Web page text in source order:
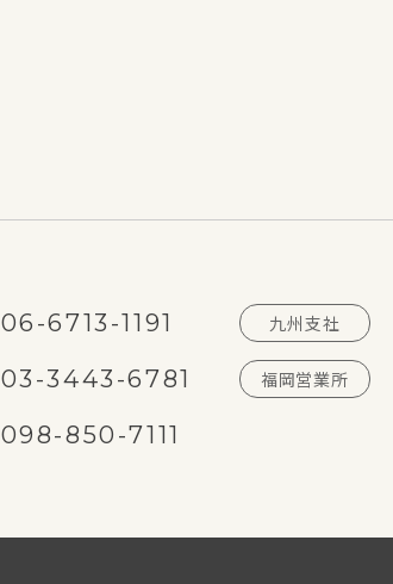
06-6713-1191 九州支社
03-3443-6781 福岡営業所
098-850-7111